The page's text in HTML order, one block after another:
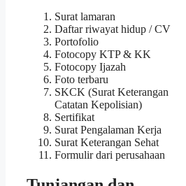
Surat lamaran
Daftar riwayat hidup / CV
Portofolio
Fotocopy KTP & KK
Fotocopy Ijazah
Foto terbaru
SKCK (Surat Keterangan
Catatan Kepolisian)
Sertifikat
Surat Pengalaman Kerja
Surat Keterangan Sehat
Formulir dari perusahaan